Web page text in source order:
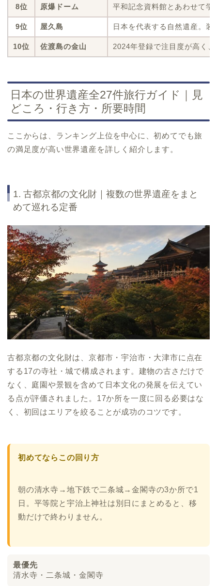
8位 原爆ドーム 平和記念資料館とあわせて学
9位 屋久島 日本を代表する自然遺産。
10位 佐渡島の金山 2024年登録で注目度が高く
日本の世界遺産全27件旅行ガイド｜見
どころ・行き方・所要時間
ここからは、ランキング上位を中心に、初めてでも旅
の満足度が高い世界遺産を詳しく紹介します。
1. 古都京都の文化財｜複数の世界遺産をまと
めて巡れる定番
古都京都の文化財は、京都市・宇治市・大津市に点在
する17の寺社・城で構成されます。建物の古さだけで
なく、庭園や景観を含めて日本文化の発展を伝えてい
る点が評価されました。17か所を一度に回る必要はな
く、初回はエリアを絞ることが成功のコツです。
初めてならこの回り方
朝の清水寺→地下鉄で二条城→金閣寺の3か所で1
日。平等院と宇治上神社は別日にまとめると、移
動だけで終わりません。
最優先
清水寺・二条城・金閣寺